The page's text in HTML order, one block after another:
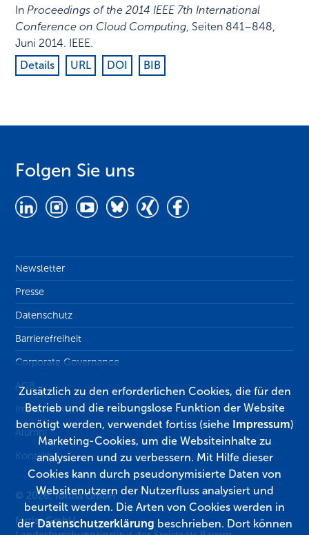
InProceedings of the 2014 IEEE 7th International
Conference on Cloud Computing, Seiten 841–848,
Juni 2014. IEEE.
Details
URL DOI BIB
Folgen Sie uns
Newsletter
Presse
Datenschutz
Barrierefreiheit
Corporate Governance
AGB
Impressum
Alumni
Kontakt
© 2026, fortiss GmbH
fortiss GmbH
Zusätzlich zu den erforderlichen Cookies, die für den
Betrieb und die reibungslose Funktion der Website
benötigt werden, verwendet fortiss (siehe Impressum)
Marketing-Cookies, um die Websiteinhalte zu
analysieren und zu verbessern. Mit Hilfe dieser
Cookies kann durch pseudonymisierte Daten von
Websitenutzern der Nutzerfluss analysiert und
beurteilt werden. Die Arten von Cookies werden in
derDatenschutzerklärung beschrieben. Dort können